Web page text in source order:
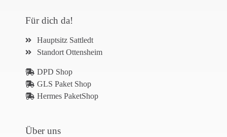
Für dich da!
Hauptsitz Sattledt
Standort Ottensheim
DPD Shop
GLS Paket Shop
Hermes PaketShop
Über uns